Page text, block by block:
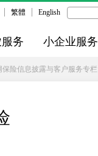
繁體 English
务 小企业服务
保险信息披露与客户服务专栏